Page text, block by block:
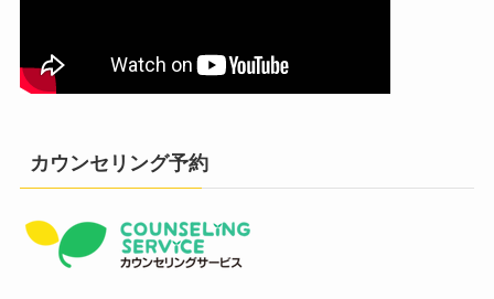
カウンセリング予約